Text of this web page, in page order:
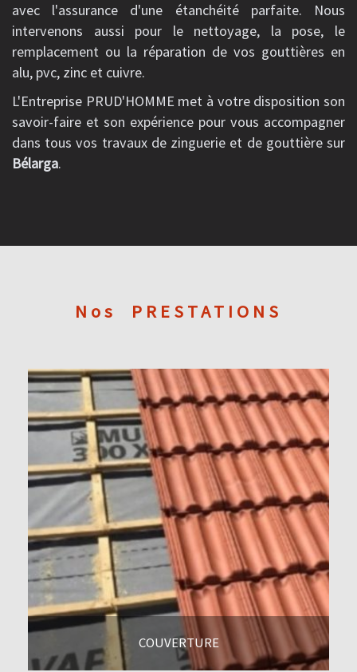
avec l'assurance d'une étanchéité parfaite. Nous
intervenons aussi pour le nettoyage, la pose, le
remplacement ou la réparation de vos gouttières en
alu, pvc, zinc et cuivre.
L'Entreprise PRUD'HOMME met à votre disposition son
savoir-faire et son expérience pour vous accompagner
dans tous vos travaux de zinguerie et de gouttière sur
Bélarga.
Nos PRESTATIONS
COUVERTURE